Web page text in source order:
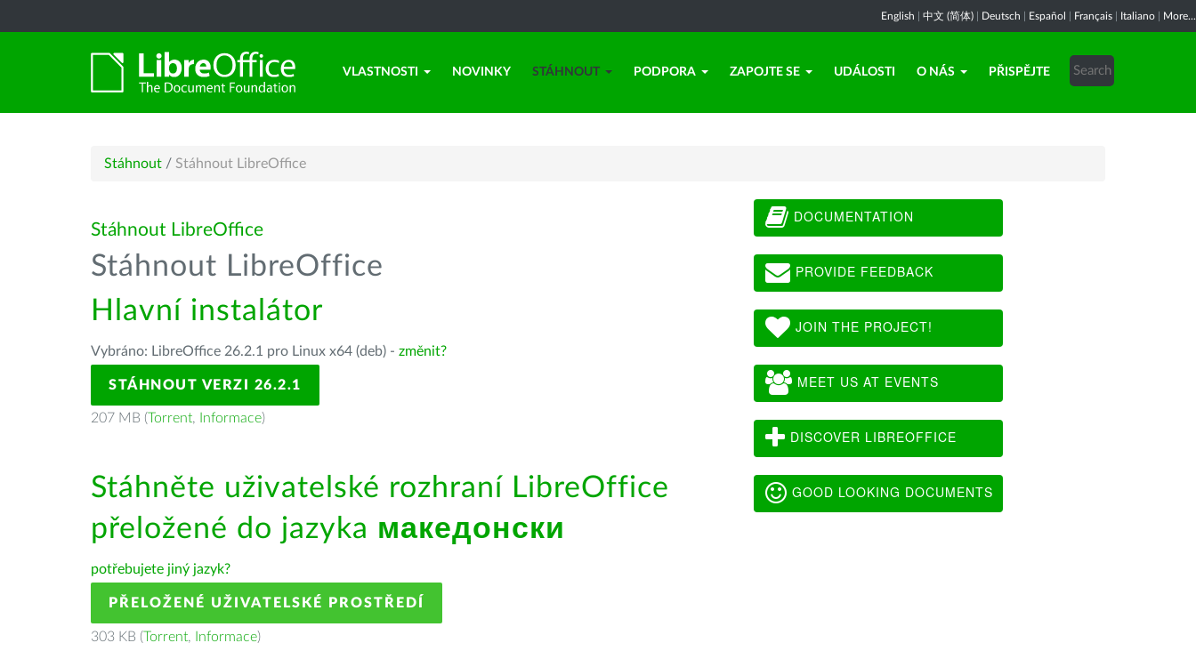
English 中文 (简体) Deutsch Español Français Italiano More...
VLASTNOSTI NOVINKY STÁHNOUT PODPORA ZAPOJTE SE UDÁLOSTI O NÁS PŘISPĚJTE
Stáhnout / Stáhnout LibreOffice
Stáhnout LibreOffice
Stáhnout LibreOffice
Hlavní instalátor
Vybráno: LibreOffice 26.2.1 pro Linux x64 (deb) - změnit?
STÁHNOUT VERZI 26.2.1
207 MB (Torrent, Informace)
Stáhněte uživatelské rozhraní LibreOffice
přeložené do jazyka македонски
potřebujete jiný jazyk?
PŘELOŽENÉ UŽIVATELSKÉ PROSTŘEDÍ
303 KB (Torrent, Informace)
DOCUMENTATION
PROVIDE FEEDBACK
JOIN THE PROJECT!
MEET US AT EVENTS
DISCOVER LIBREOFFICE
GOOD LOOKING DOCUMENTS